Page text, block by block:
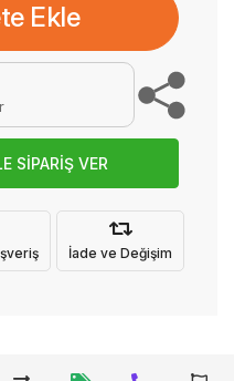
Ekle
SİPARİŞ VER
İade ve Değişim